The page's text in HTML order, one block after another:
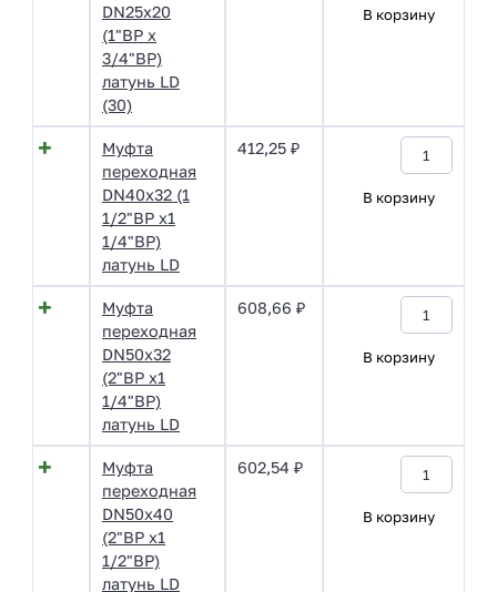
DN25х20
(1"ВР х
3/4"ВР)
латунь LD
(30)
В корзину
Муфта
переходная
DN40х32 (1
1/2"ВР х1
1/4"ВР)
латунь LD
412,25 ₽
В корзину
Муфта
переходная
DN50х32
(2"ВР х1
1/4"ВР)
латунь LD
608,66 ₽
В корзину
Муфта
переходная
DN50х40
(2"ВР х1
1/2"ВР)
латунь LD
602,54 ₽
В корзину